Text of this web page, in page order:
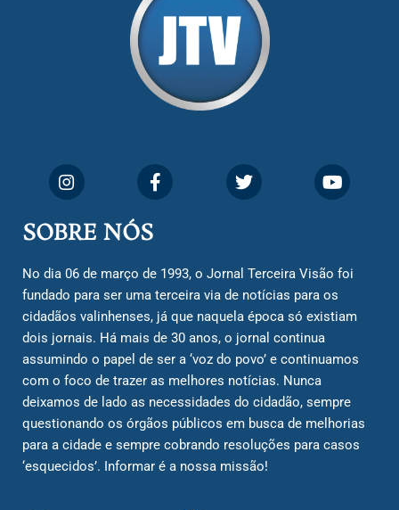
SOBRE NÓS
No dia 06 de março de 1993, o Jornal Terceira Visão foi
fundado para ser uma terceira via de notícias para os
cidadãos valinhenses, já que naquela época só existiam
dois jornais. Há mais de 30 anos, o jornal continua
assumindo o papel de ser a ‘voz do povo’ e continuamos
com o foco de trazer as melhores notícias. Nunca
deixamos de lado as necessidades do cidadão, sempre
questionando os órgãos públicos em busca de melhorias
para a cidade e sempre cobrando resoluções para casos
‘esquecidos’. Informar é a nossa missão!